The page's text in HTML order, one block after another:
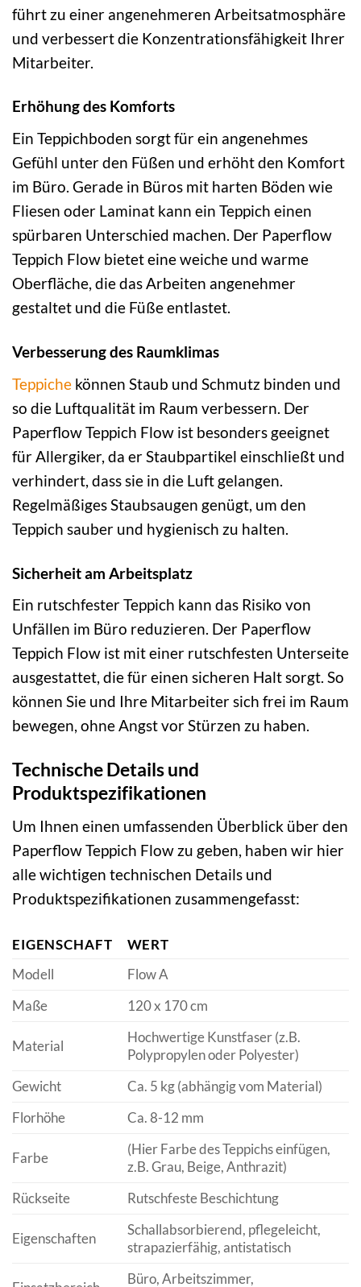
führt zu einer angenehmeren Arbeitsatmosphäre
und verbessert die Konzentrationsfähigkeit Ihrer
Mitarbeiter.
Erhöhung des Komforts
Ein Teppichboden sorgt für ein angenehmes
Gefühl unter den Füßen und erhöht den Komfort
im Büro. Gerade in Büros mit harten Böden wie
Fliesen oder Laminat kann ein Teppich einen
spürbaren Unterschied machen. Der Paperflow
Teppich Flow bietet eine weiche und warme
Oberfläche, die das Arbeiten angenehmer
gestaltet und die Füße entlastet.
Verbesserung des Raumklimas
Teppiche können Staub und Schmutz binden und
so die Luftqualität im Raum verbessern. Der
Paperflow Teppich Flow ist besonders geeignet
für Allergiker, da er Staubpartikel einschließt und
verhindert, dass sie in die Luft gelangen.
Regelmäßiges Staubsaugen genügt, um den
Teppich sauber und hygienisch zu halten.
Sicherheit am Arbeitsplatz
Ein rutschfester Teppich kann das Risiko von
Unfällen im Büro reduzieren. Der Paperflow
Teppich Flow ist mit einer rutschfesten Unterseite
ausgestattet, die für einen sicheren Halt sorgt. So
können Sie und Ihre Mitarbeiter sich frei im Raum
bewegen, ohne Angst vor Stürzen zu haben.
Technische Details und
Produktspezifikationen
Um Ihnen einen umfassenden Überblick über den
Paperflow Teppich Flow zu geben, haben wir hier
alle wichtigen technischen Details und
Produktspezifikationen zusammengefasst:
EIGENSCHAFT
WERT
Modell
Flow A
Maße
120 x 170 cm
Material
Hochwertige Kunstfaser (z.B.
Polypropylen oder Polyester)
Gewicht
Ca. 5 kg (abhängig vom Material)
Florhöhe
Ca. 8-12 mm
Farbe
(Hier Farbe des Teppichs einfügen,
z.B. Grau, Beige, Anthrazit)
Rückseite
Rutschfeste Beschichtung
Eigenschaften
Schallabsorbierend, pflegeleicht,
strapazierfähig, antistatisch
Büro, Arbeitszimmer,